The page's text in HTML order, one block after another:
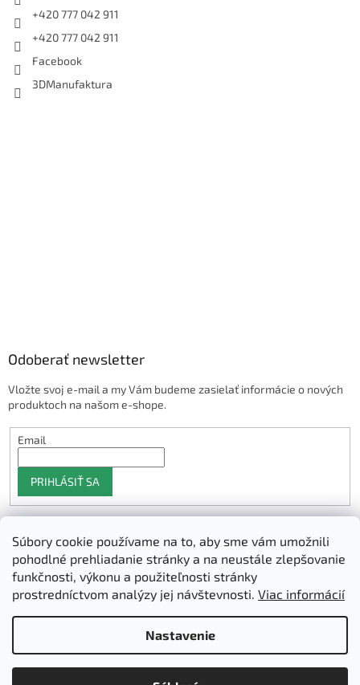
Súbory cookie používame na to, aby sme vám umožnili
pohodlné prehliadanie stránky a na neustále zlepšovanie
funkčnosti, výkonu a použiteľnosti stránky
prostredníctvom analýzy jej návštevnosti. Viac informácií
Nastavenie
+420 777 042 911
+420 777 042 911
Facebook
3DManufaktura
Odoberať newsletter
Vložte svoj e-mail a my Vám budeme zasielať informácie o nových
produktoch na našom e-shope.
Email
PRIHLÁSIŤ SA
Shoptet.sk